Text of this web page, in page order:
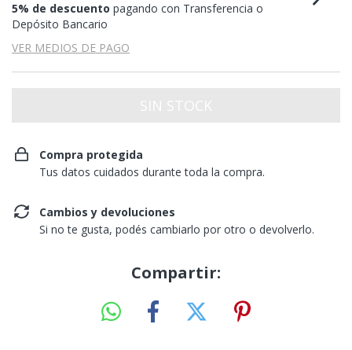
5% de descuento pagando con Transferencia o
Depósito Bancario
VER MEDIOS DE PAGO
Compra protegida
Tus datos cuidados durante toda la compra.
Cambios y devoluciones
Si no te gusta, podés cambiarlo por otro o devolverlo.
Compartir: